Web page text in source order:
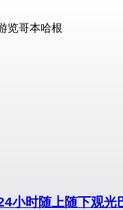
览哥本哈根
小时随上随下观光